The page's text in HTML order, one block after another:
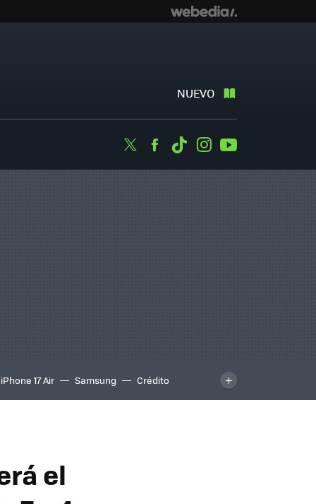
NUEVO
TwitterFacebook
TiktokInstagram
iPhone 17 Air Samsung
Crédito
el